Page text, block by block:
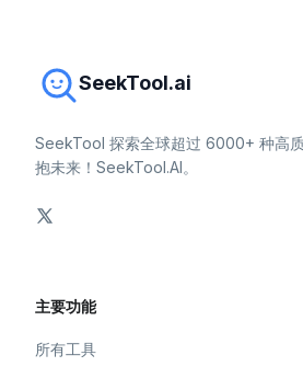
SeekTool.ai
SeekTool 探索全球超过 6000+ 种高
抱未来！SeekTool.AI。
主要功能
所有工具